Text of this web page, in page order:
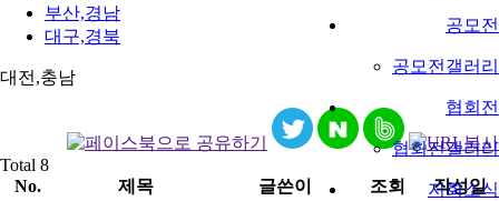
공모전
공모전갤러리
협회전
협회전갤러리
지회소식
부산,경남
대구,경북
대전,충남
Total 8
No.
제목 글쓴이 조회 작성일